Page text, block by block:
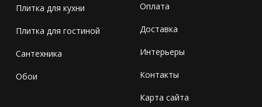
Плитка для кухни
Плитка для гостиной
Сантехника
Обои
Оплата
Доставка
Интерьеры
Контакты
Карта сайта